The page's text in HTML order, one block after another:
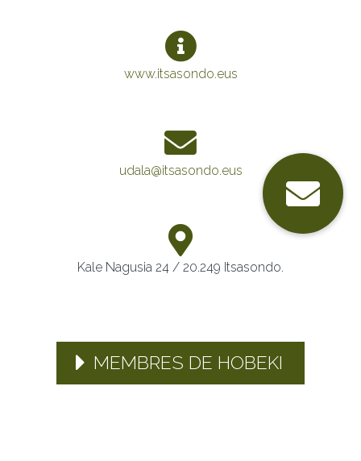
www.itsasondo.eus
udala@itsasondo.eus
Kale Nagusia 24 / 20.249 Itsasondo.
MEMBRES DE HOBEKI